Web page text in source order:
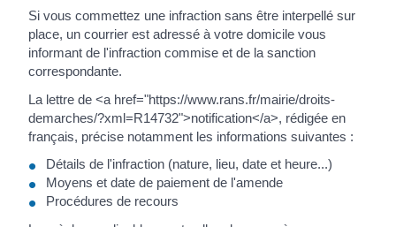
Si vous commettez une infraction sans être interpellé sur
place, un courrier est adressé à votre domicile vous
informant de l'infraction commise et de la sanction
correspondante.
La lettre de <a href="https://www.rans.fr/mairie/droits-
demarches/?xml=R14732">notification</a>, rédigée en
français, précise notamment les informations suivantes :
Détails de l'infraction (nature, lieu, date et heure...)
Moyens et date de paiement de l'amende
Procédures de recours